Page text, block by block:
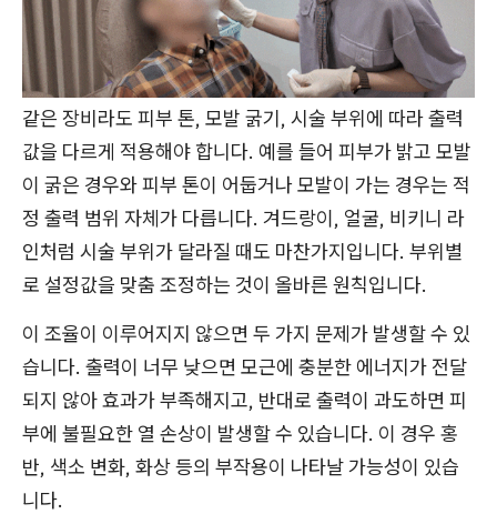
같은 장비라도 피부 톤, 모발 굵기, 시술 부위에 따라 출력
값을 다르게 적용해야 합니다. 예를 들어 피부가 밝고 모발
이 굵은 경우와 피부 톤이 어둡거나 모발이 가는 경우는 적
정 출력 범위 자체가 다릅니다. 겨드랑이, 얼굴, 비키니 라
인처럼 시술 부위가 달라질 때도 마찬가지입니다. 부위별
로 설정값을 맞춤 조정하는 것이 올바른 원칙입니다.
이 조율이 이루어지지 않으면 두 가지 문제가 발생할 수 있
습니다. 출력이 너무 낮으면 모근에 충분한 에너지가 전달
되지 않아 효과가 부족해지고, 반대로 출력이 과도하면 피
부에 불필요한 열 손상이 발생할 수 있습니다. 이 경우 홍
반, 색소 변화, 화상 등의 부작용이 나타날 가능성이 있습
니다.